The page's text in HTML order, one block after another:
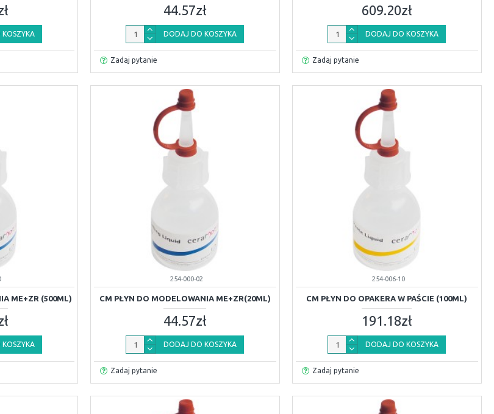
44.57zł
DODAJ DO KOSZYKA
Zadaj pytanie
609.20zł
DODAJ DO KOSZYKA
Zadaj pytanie
ME+ZR (500ML)
254-000-02
CM PŁYN DO MODELOWANIA ME+ZR(20ML)
44.57zł
DODAJ DO KOSZYKA
Zadaj pytanie
254-006-10
CM PŁYN DO OPAKERA W PAŚCIE (100ML)
191.18zł
DODAJ DO KOSZYKA
Zadaj pytanie